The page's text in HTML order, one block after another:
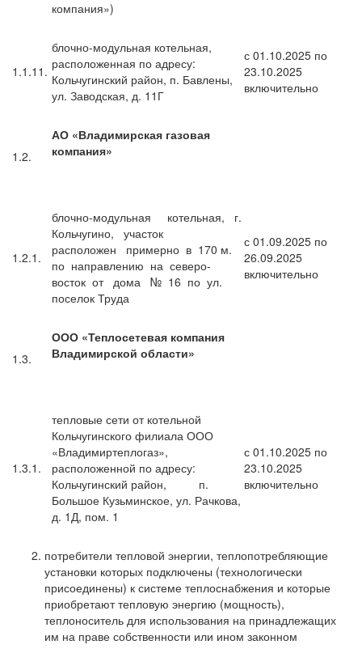
компания»)
1.1.11.
блочно-модульная котельная,
расположенная по адресу:
Кольчугинский район, п. Бавлены,
ул. Заводская, д. 11Г
с 01.10.2025 по
23.10.2025
включительно
1.2.
АО «Владимирская газовая
компания»
1.2.1.
блочно-модульная котельная, г.
Кольчугино, участок
расположен примерно в 170 м.
по направлению на северо-
восток от дома № 16 по ул.
поселок Труда
с 01.09.2025 по
26.09.2025
включительно
1.3.
ООО «Теплосетевая компания
Владимирской области»
1.3.1.
тепловые сети от котельной
Кольчугинского филиала ООО
«Владимиртеплогаз»,
расположенной по адресу:
Кольчугинский район, п.
Большое Кузьминское, ул. Рачкова,
д. 1Д, пом. 1
с 01.10.2025 по
23.10.2025
включительно
потребители тепловой энергии, теплопотребляющие
установки которых подключены (технологически
присоединены) к системе теплоснабжения и которые
приобретают тепловую энергию (мощность),
теплоноситель для использования на принадлежащих
им на праве собственности или ином законном